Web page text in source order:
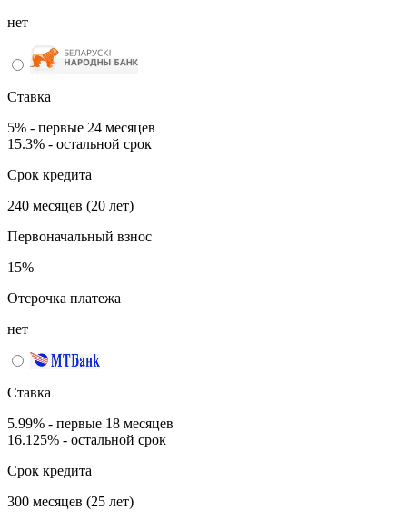
нет
Ставка
5% - первые 24 месяцев
15.3% - остальной срок
Срок кредита
240 месяцев (20 лет)
Первоначальный взнос
15%
Отсрочка платежа
нет
Ставка
5.99% - первые 18 месяцев
16.125% - остальной срок
Срок кредита
300 месяцев (25 лет)